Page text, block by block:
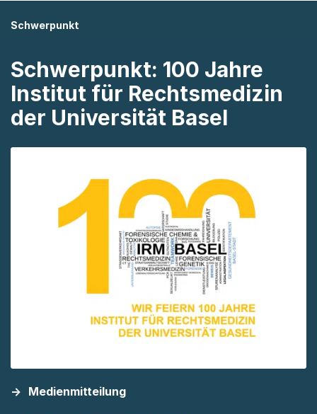
Schwerpunkt
Schwerpunkt: 100 Jahre
Institut für Rechtsmedizin
der Universität Basel
Medienmitteilung